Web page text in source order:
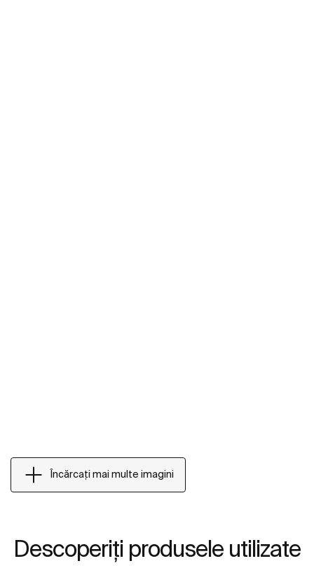
Încărcați mai multe imagini
Descoperiți produsele utilizate